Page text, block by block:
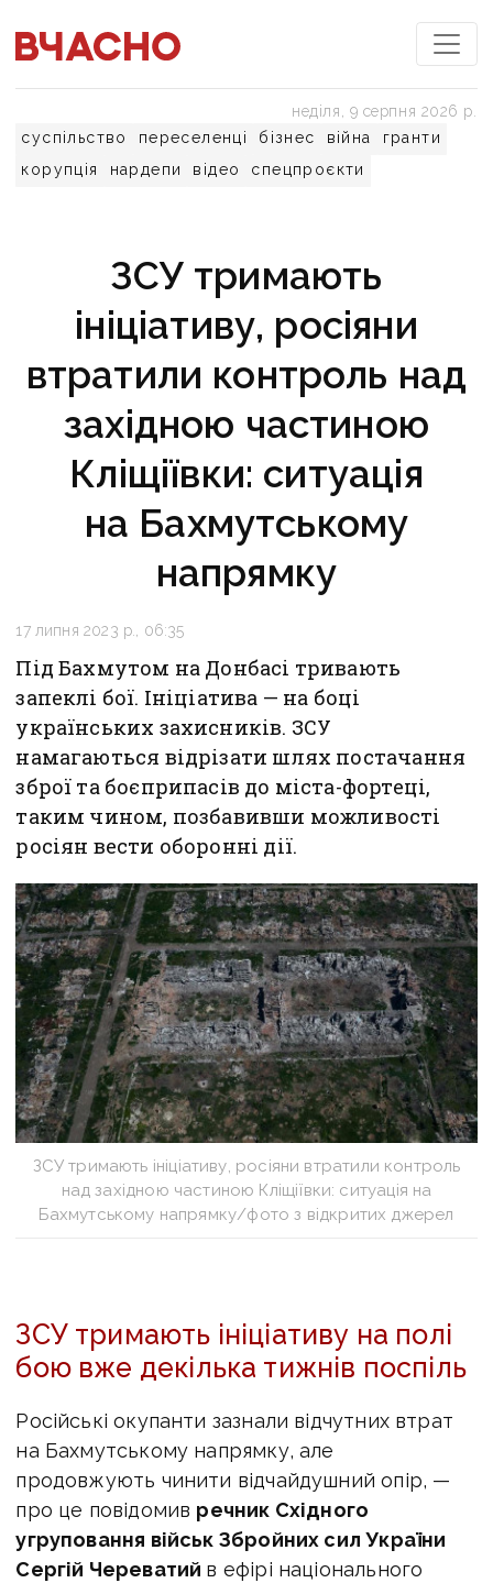
суспільство переселенці бізнес війна
гранти
корупція
нардепи відео спецпроєкти
неділя, 9 серпня 2026 р.
ЗСУ тримають
ініціативу, росіяни
втратили контроль над
західною частиною
Кліщіївки: ситуація
на Бахмутському
напрямку
17 липня 2023 р., 06:35
Під Бахмутом на Донбасі тривають
запеклі бої. Ініціатива — на боці
українських захисників. ЗСУ
намагаються відрізати шлях постачання
зброї та боєприпасів до міста-фортеці,
таким чином, позбавивши можливості
росіян вести оборонні дії.
ЗСУ тримають ініціативу, росіяни втратили контроль
над західною частиною Кліщіївки: ситуація на
Бахмутському напрямку/фото з відкритих джерел
ЗСУ тримають ініціативу на полі
бою вже декілька тижнів поспіль
Російські окупанти зазнали відчутних втрат
на Бахмутському напрямку, але
продовжують чинити відчайдушний опір, —
про це повідомив речник Східного
угруповання військ Збройних сил України
Сергій Череватий в ефірі національного